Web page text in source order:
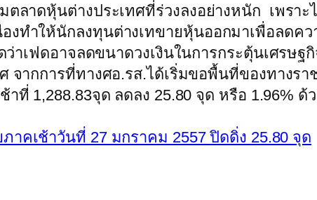
ตลาดหุ้นต่างประเทศที่ร่วงลงอย่างหนัก เพรา
งทำให้นักลงทุนต่างเทขายหุ้นออกมาเพื่อลดค
าเฟดอาจลดขนาดวงเงินในการกระตุ้นเศรษ
จากการที่ทางศอ.รส.ได้เริ่มขอพื้นที่ของทางร
ที่ 1,288.83จุด ลดลง 25.80 จุด หรือ 1.96%
าคเช้าวันที่ 27 มกราคม 2557 ปิดดิ่ง 25.80 จุด